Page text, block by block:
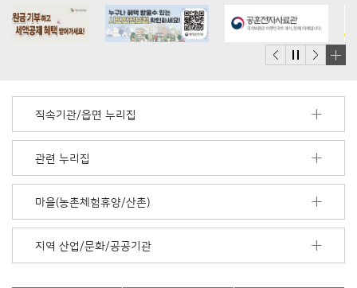
더
기
직속기관/읍면 누리집
관련 누리집
마을(농촌체험휴양/산촌)
지역 산업/문화/공공기관